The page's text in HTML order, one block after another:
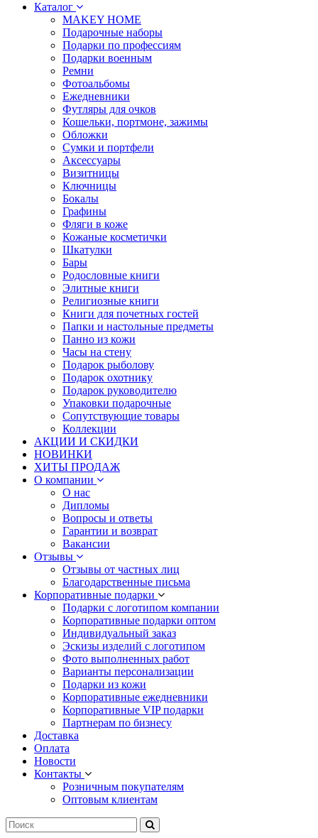
Каталог
MAKEY HOME
Подарочные наборы
Подарки по профессиям
Подарки военным
Ремни
Фотоальбомы
Ежедневники
Футляры для очков
Кошельки, портмоне, зажимы
Обложки
Сумки и портфели
Аксессуары
Визитницы
Ключницы
Бокалы
Графины
Фляги в коже
Кожаные косметички
Шкатулки
Бары
Родословные книги
Элитные книги
Религиозные книги
Книги для почетных гостей
Папки и настольные предметы
Панно из кожи
Часы на стену
Подарок рыболову
Подарок охотнику
Подарок руководителю
Упаковки подарочные
Сопутствующие товары
Коллекции
АКЦИИ И СКИДКИ
НОВИНКИ
ХИТЫ ПРОДАЖ
О компании
О нас
Дипломы
Вопросы и ответы
Гарантии и возврат
Вакансии
Отзывы
Отзывы от частных лиц
Благодарственные письма
Корпоративные подарки
Подарки с логотипом компании
Корпоративные подарки оптом
Индивидуальный заказ
Эскизы изделий с логотипом
Фото выполненных работ
Варианты персонализации
Подарки из кожи
Корпоративные ежедневники
Корпоративные VIP подарки
Партнерам по бизнесу
Доставка
Оплата
Новости
Контакты
Розничным покупателям
Оптовым клиентам